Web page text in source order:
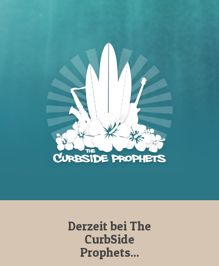
Derzeit bei The
CurbSide
Prophets...